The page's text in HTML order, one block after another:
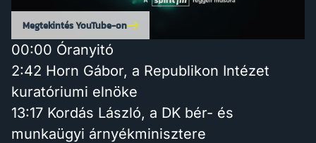
Megtekintés YouTube-on
00:00 Óranyitó
2:42 Horn Gábor, a Republikon Intézet
kuratóriumi elnöke
13:17 Kordás László, a DK bér- és
munkaügyi árnyékminisztere